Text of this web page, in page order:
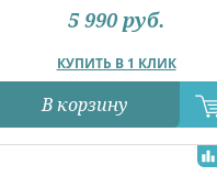
КУПИТЬ В 1 КЛИК
5 990 руб.
В корзину